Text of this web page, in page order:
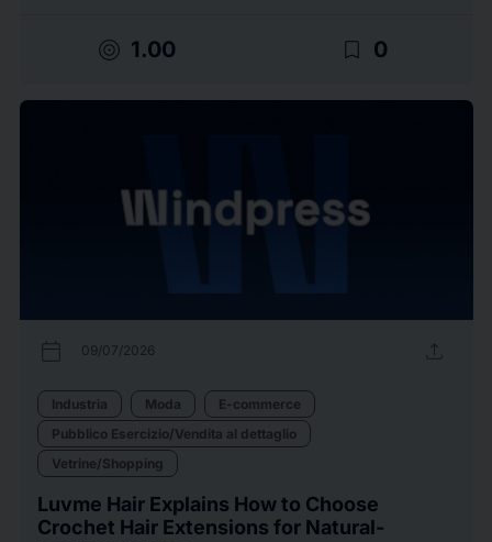
target 1.00 bookmark_border 0
calendar_today 09/07/2026 upload
Industria Moda
E-commerce
Pubblico Esercizio/Vendita al dettaglio
Vetrine/Shopping
Luvme Hair Explains How to Choose
Crochet Hair Extensions for Natural-